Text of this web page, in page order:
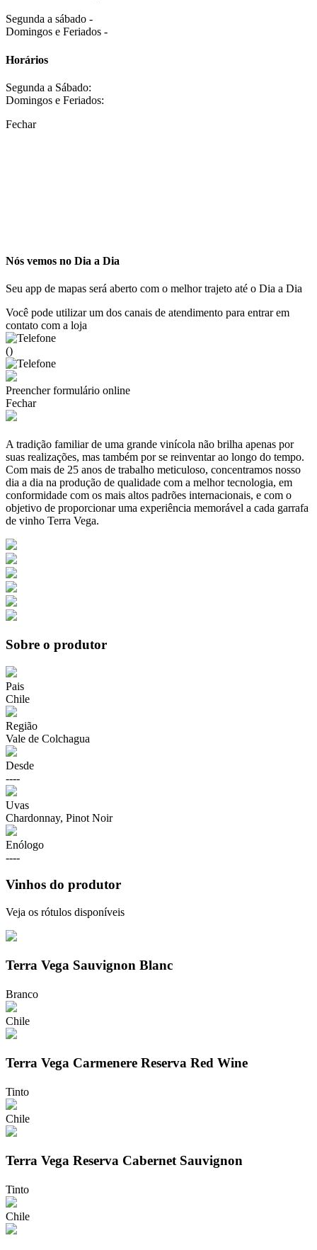
Segunda a sábado -
Domingos e Feriados -
Horários
Segunda a Sábado:
Domingos e Feriados:
Fechar
Nós vemos no Dia a Dia
Seu app de mapas será aberto com o melhor trajeto até o Dia a Dia
Você pode utilizar um dos canais de atendimento para entrar em
contato com a loja
()
Preencher formulário online
Fechar
A tradição familiar de uma grande vinícola não brilha apenas por
suas realizações, mas também por se reinventar ao longo do tempo.
Com mais de 25 anos de trabalho meticuloso, concentramos nosso
dia a dia na produção de qualidade com a melhor tecnologia, em
conformidade com os mais altos padrões internacionais, e com o
objetivo de proporcionar uma experiência memorável a cada garrafa
de vinho Terra Vega.
Sobre o produtor
Pais
Chile
Região
Vale de Colchagua
Desde
----
Uvas
Chardonnay, Pinot Noir
Enólogo
----
Vinhos do produtor
Veja os rótulos disponíveis
Terra Vega Sauvignon Blanc
Branco
Chile
Terra Vega Carmenere Reserva Red Wine
Tinto
Chile
Terra Vega Reserva Cabernet Sauvignon
Tinto
Chile